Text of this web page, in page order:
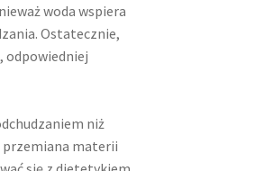
woda wspiera
Ostatecznie,
odpowiedniej
niż
przemiana materii